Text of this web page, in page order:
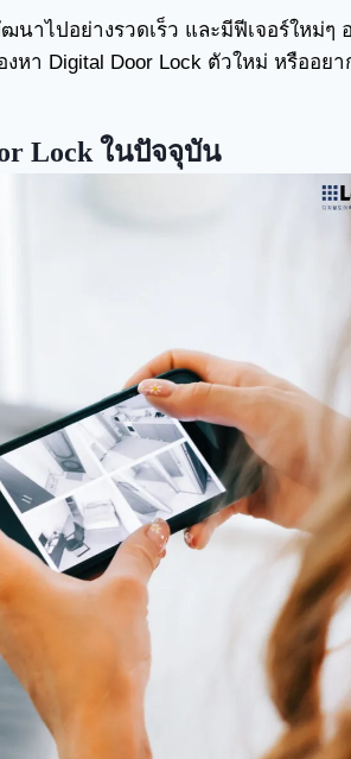
นาไปอย่างรวดเร็ว และมีฟีเจอร์ใหม่ๆ
า Digital Door Lock ตัวใหม่ หรืออยา
Lock ในปัจจุบัน